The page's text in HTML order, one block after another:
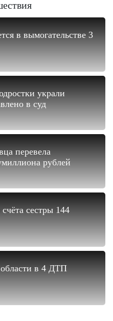
в вымогательстве 3
украли
в суд
перевела
рублей
сестры 144
области в 4 ДТП